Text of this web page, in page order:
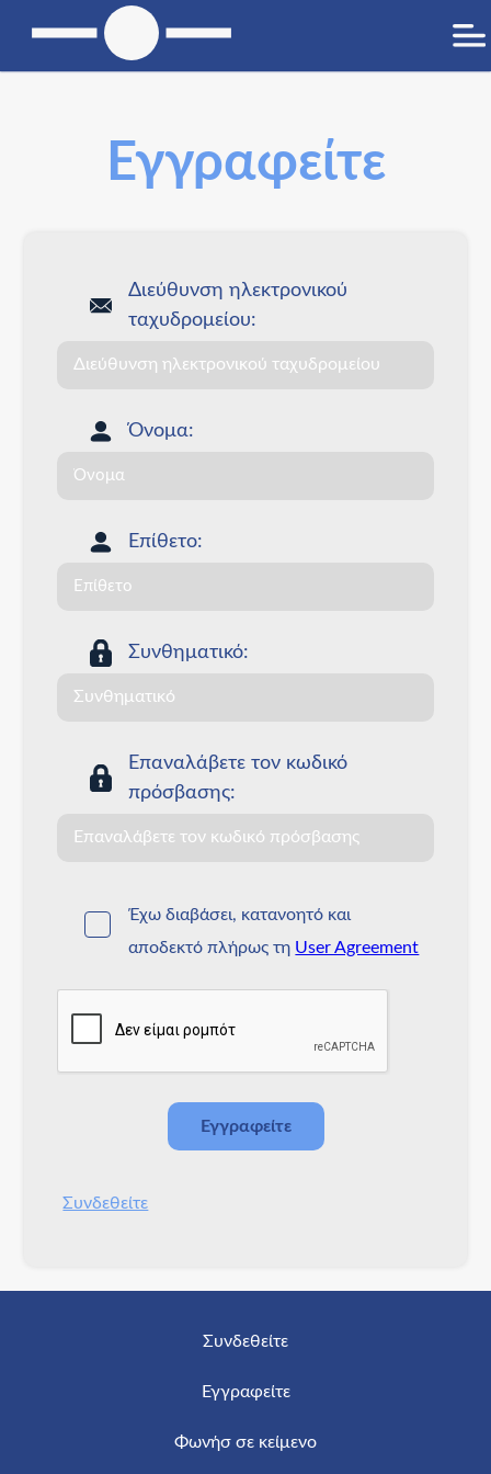
Εγγραφείτε
Διεύθυνση ηλεκτρονικού
ταχυδρομείου:
Όνομα:
Επίθετο:
Συνθηματικό:
Επαναλάβετε τον κωδικό
πρόσβασης:
Έχω διαβάσει, κατανοητό και
αποδεκτό πλήρως τη User Agreement
Συνδεθείτε
Συνδεθείτε
Εγγραφείτε
Φωνήσ σε κείμενο